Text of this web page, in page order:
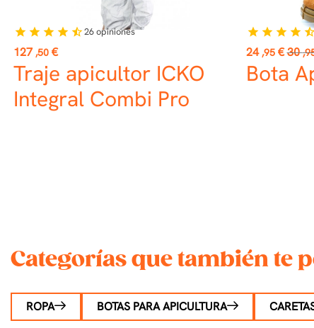
Precio
127 ,50 €
Traje apicultor ICKO
Integral Combi Pro
star star star star star_half26opiniones
Precio
24 ,95 €
base
30
Bota
star star star star
Categorías que también te
ROPA BOTAS PARA APICULTURA